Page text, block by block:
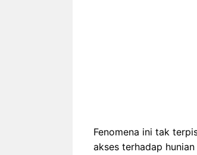
Fenomena ini tak
akses terhadap